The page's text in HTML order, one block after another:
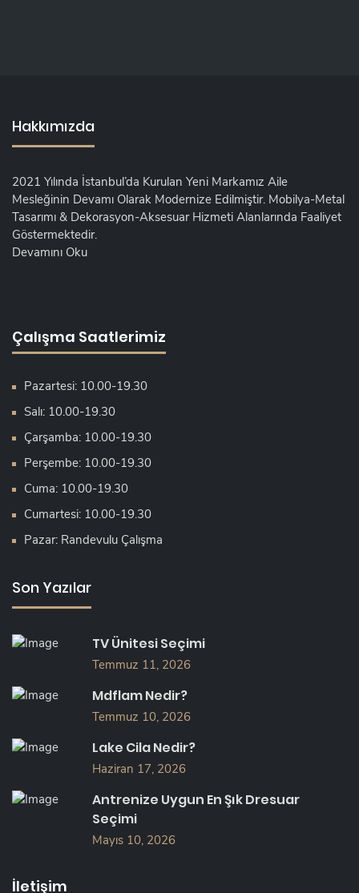
Hakkımızda
2021 Yılında İstanbul’da Kurulan Yeni Markamız Aile
Mesleğinin Devamı Olarak Modernize Edilmiştir. Mobilya-Metal
Tasarımı & Dekorasyon-Aksesuar Hizmeti Alanlarında Faaliyet
Göstermektedir.
Devamını Oku
Çalışma Saatlerimiz
Pazartesi: 10.00-19.30
Salı: 10.00-19.30
Çarşamba: 10.00-19.30
Perşembe: 10.00-19.30
Cuma: 10.00-19.30
Cumartesi: 10.00-19.30
Pazar: Randevulu Çalışma
Son Yazılar
TV Ünitesi Seçimi
Temmuz 11, 2026
Mdflam Nedir?
Temmuz 10, 2026
Lake Cila Nedir?
Haziran 17, 2026
Antrenize Uygun En Şık Dresuar
Seçimi
Mayıs 10, 2026
İletişim